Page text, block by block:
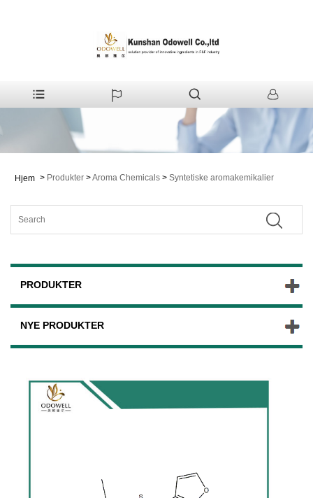
Hjem > Produkter >Aroma Chemicals > Syntetiske aromakemikalier
PRODUKTER
NYE PRODUKTER